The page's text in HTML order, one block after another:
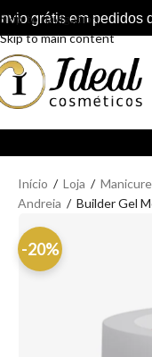
Skip to navigation
Skip to main content
grátis em pedidos
Início / Loja /
Andreia / Builder Gel
-20%